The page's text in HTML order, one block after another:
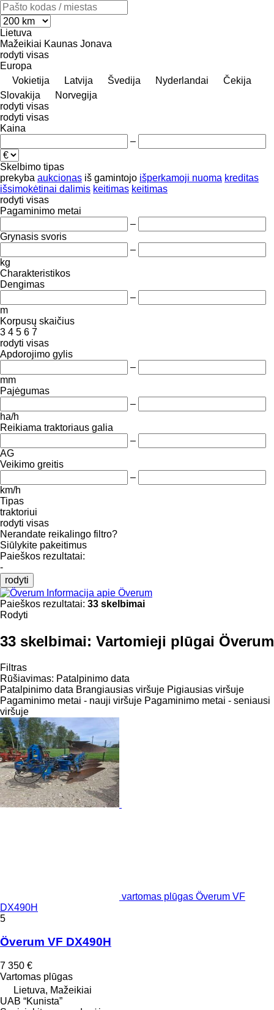
Lietuva
Mažeikiai Kaunas Jonava
rodyti visas
Europa
Vokietija
Latvija Švedija Nyderlandai
Čekija
Slovakija
Norvegija
rodyti visas
rodyti visas
Kaina
–
Skelbimo tipas
prekyba aukcionas iš gamintojo išperkamoji nuoma kreditas
išsimokėtinai dalimis keitimas keitimas
rodyti visas
Pagaminimo metai
–
Grynasis svoris
–
kg
Charakteristikos
Dengimas
–
m
Korpusų skaičius
3 4 5 6 7
rodyti visas
Apdorojimo gylis
–
mm
Pajėgumas
–
ha/h
Reikiama traktoriaus galia
–
AG
Veikimo greitis
–
km/h
Tipas
traktoriui
rodyti visas
Nerandate reikalingo filtro?
Siūlykite pakeitimus
Paieškos rezultatai:
-
rodyti
Informacija apie Överum
Paieškos rezultatai: 33 skelbimai
Rodyti
33 skelbimai: Vartomieji plūgai Överum
Filtras
Rūšiavimas: Patalpinimo data
Patalpinimo data Brangiausias viršuje Pigiausias viršuje
Pagaminimo metai - nauji viršuje Pagaminimo metai - seniausi
viršuje
vartomas plūgas Överum VF
DX490H
5
Överum VF DX490H
7 350 €
Vartomas plūgas
Lietuva, Mažeikiai
UAB “Kunista”